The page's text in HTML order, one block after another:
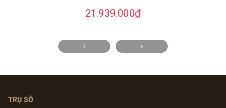
21.939.000₫
TRỤ SỞ